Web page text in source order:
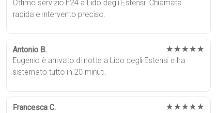
Ottimo servizio h24 a Lido degli Estensi. Chiamata
rapida e intervento preciso.
Antonio B. ★★★★★
Eugenio è arrivato di notte a Lido degli Estensi e ha
sistemato tutto in 20 minuti.
Francesca C. ★★★★★